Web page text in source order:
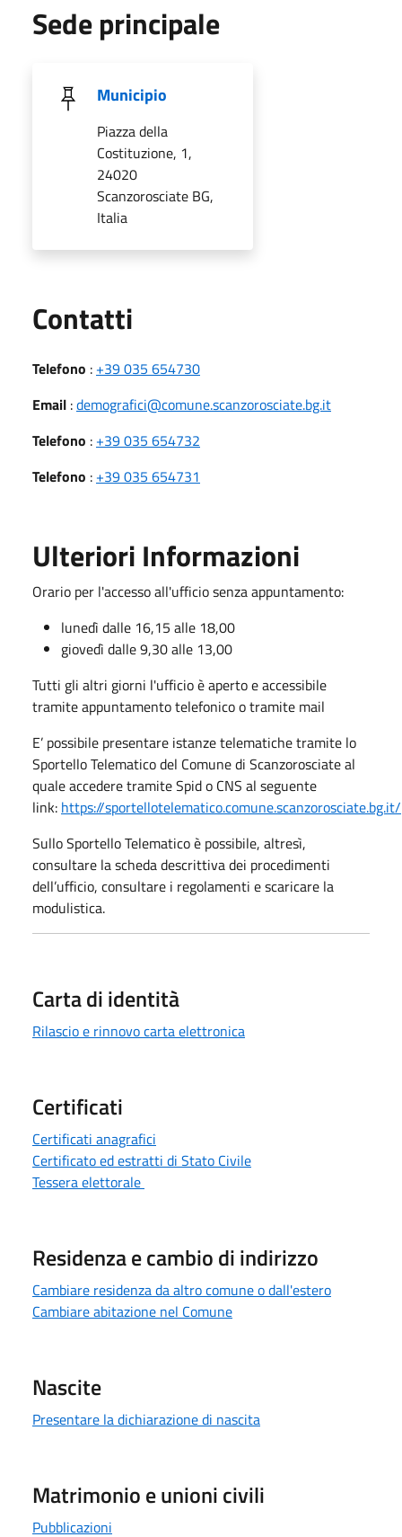
Sede principale
Municipio
Piazza della
Costituzione, 1,
24020
Scanzorosciate BG,
Italia
Contatti
Telefono : +39 035 654730
Email :demografici@comune.scanzorosciate.bg.it
Telefono : +39 035 654732
Telefono : +39 035 654731
Ulteriori Informazioni
Orario per l'accesso all'ufficio senza appuntamento:
lunedì dalle 16,15 alle 18,00
giovedì dalle 9,30 alle 13,00
Tutti gli altri giorni l'ufficio è aperto e accessibile
tramite appuntamento telefonico o tramite mail
E’ possibile presentare istanze telematiche tramite lo
Sportello Telematico del Comune di Scanzorosciate al
quale accedere tramite Spid o CNS al seguente
link: https://sportellotelematico.comune.scanzorosciate.bg.it/
Sullo Sportello Telematico è possibile, altresì,
consultare la scheda descrittiva dei procedimenti
dell’ufficio, consultare i regolamenti e scaricare la
modulistica.
Carta di identità
Rilascio e rinnovo carta elettronica
Certificati
Certificati anagrafici
Certificato ed estratti di Stato Civile
Tessera elettorale
Residenza e cambio di indirizzo
Cambiare residenza da altro comune o dall'estero
Cambiare abitazione nel Comune
Nascite
Presentare la dichiarazione di nascita
Matrimonio e unioni civili
Pubblicazioni